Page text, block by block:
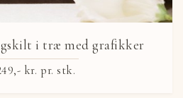
i træ med grafikker
kr. pr. stk.